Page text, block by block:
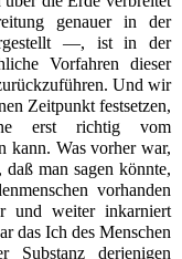
genauer in der
—, ist in der
Vorfahren dieser
Und wir
Zeitpunkt festsetzen,
erst richtig vom
kann. Was vorher war,
man sagen könnte,
vorhanden
und weiter inkarniert
das Ich des Menschen
Substanz derjenigen